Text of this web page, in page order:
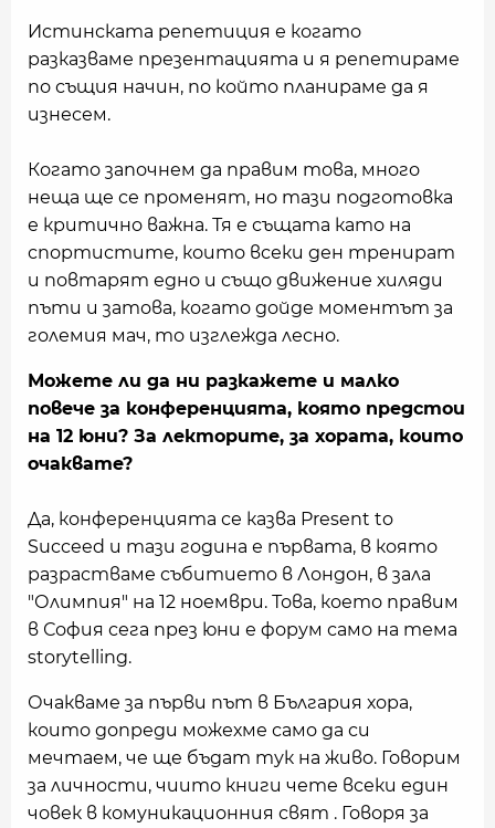
Истинската репетиция е когато
разказваме презентацията и я репетираме
по същия начин, по който планираме да я
изнесем.
Когато започнем да правим това, много
неща ще се променят, но тази подготовка
е критично важна. Тя е същата като на
спортистите, които всеки ден тренират
и повтарят едно и също движение хиляди
пъти и затова, когато дойде моментът за
големия мач, то изглежда лесно.
Можете ли да ни разкажете и малко
повече за конференцията, която предстои
на 12 юни? За лекторите, за хората, които
очаквате?
Да, конференцията се казва Present to
Succeed и тази година е първата, в която
разрастваме събитието в Лондон, в зала
"Олимпия" на 12 ноември. Това, което правим
в София сега през юни е форум само на тема
storytelling.
Очакваме за първи път в България хора,
които допреди можехме само да си
мечтаем, че ще бъдат тук на живо. Говорим
за личности, чиито книги чете всеки един
човек в комуникационния свят . Говоря за